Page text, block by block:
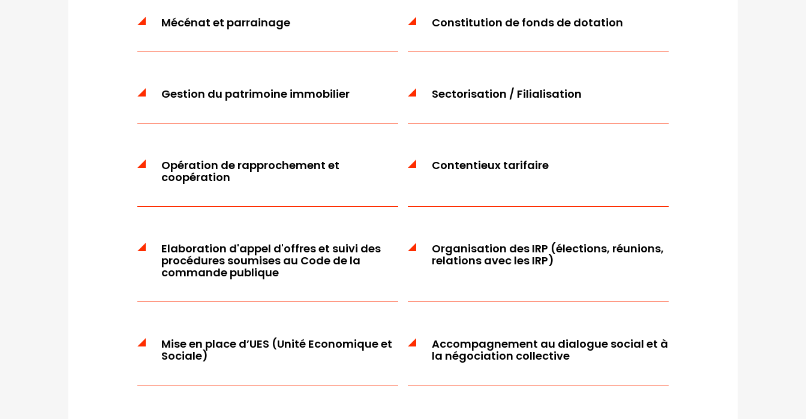
Mécénat et parrainage Constitution de fonds de dotation
Gestion du patrimoine immobilier Sectorisation / Filialisation
Opération de rapprochement et
coopération
Contentieux tarifaire
Elaboration d'appel d'offres et suivi des
procédures soumises au Code de la
commande publique
Organisation des IRP (élections, réunions,
relations avec les IRP)
Mise en place d’UES (Unité Economique et
Sociale)
Accompagnement au dialogue social et à
la négociation collective